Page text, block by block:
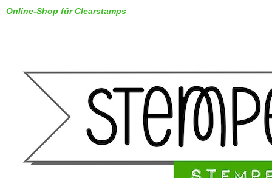
Online-Shop für Clearstamps